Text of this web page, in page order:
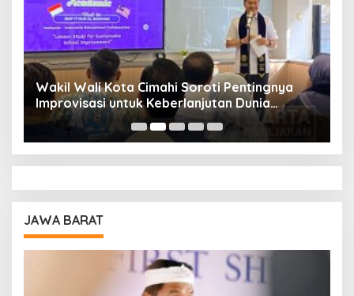
Wakil Wali Kota Cimahi Soroti Pentingnya
Improvisasi untuk Keberlanjutan Dunia
Pendidikan
JAWA BARAT